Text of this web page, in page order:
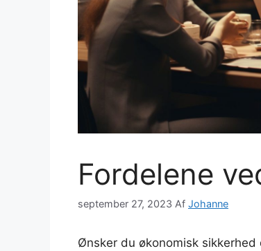
Fordelene
september 27, 2023 Af Johanne
Ønsker du økonomisk